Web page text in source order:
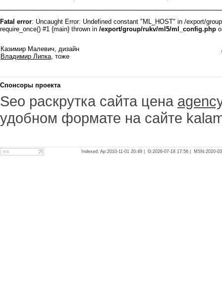
Fatal error: Uncaught Error: Undefined constant "ML_HOST" in /export/
require_once() #1 {main} thrown in /export/group/rukv/ml5/ml_config.php
Казимир Малевич, дизайн
Владимир Липка, тоже
Спонсоры проекта
Seo раскрутка сайта цена
удобном формате на сайте
Indexed: Ap:2010-11-01 20:49 | G:2026-07-18 17:56 |